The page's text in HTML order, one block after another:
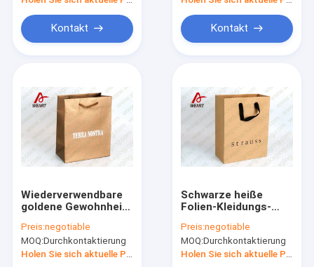
Kontakt Kontakt
Wiederverwendbare
goldene Gewohnheit
mittlere Größe 250 *
110 * 300
Preis:negotiable
MOQ:Durchkontaktierung
Holen Sie sich aktuelle Preis
Schwarze heiße
Folien-Kleidungs-
Gewohnheit druckte
Papiertüte-
Lechlaminierung
Preis:negotiable
MOQ:Durchkontaktierung
Holen Sie sich aktuelle Preis